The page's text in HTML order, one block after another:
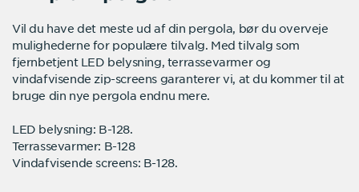
Vil du have det meste ud af din pergola, bør du overveje
mulighederne for populære tilvalg. Med tilvalg som
fjernbetjent LED belysning, terrassevarmer og
vindafvisende zip-screens garanterer vi, at du kommer til at
bruge din nye pergola endnu mere.
LED belysning: B-128.
Terrassevarmer: B-128
Vindafvisende screens: B-128.